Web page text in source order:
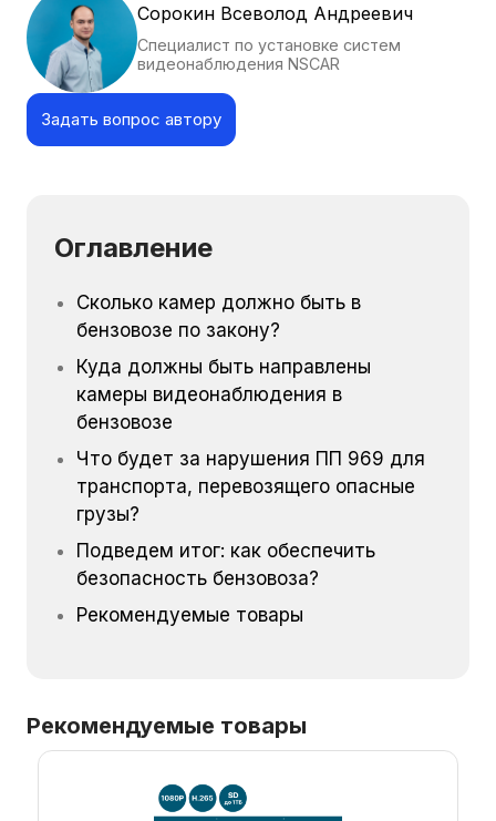
Сорокин Всеволод Андреевич
Специалист по установке систем
видеонаблюдения NSCAR
Задать вопрос автору
Оглавление
Сколько камер должно быть в
бензовозе по закону?
Куда должны быть направлены
камеры видеонаблюдения в
бензовозе
Что будет за нарушения ПП 969 для
транспорта, перевозящего опасные
грузы?
Подведем итог: как обеспечить
безопасность бензовоза?
Рекомендуемые товары
Рекомендуемые товары